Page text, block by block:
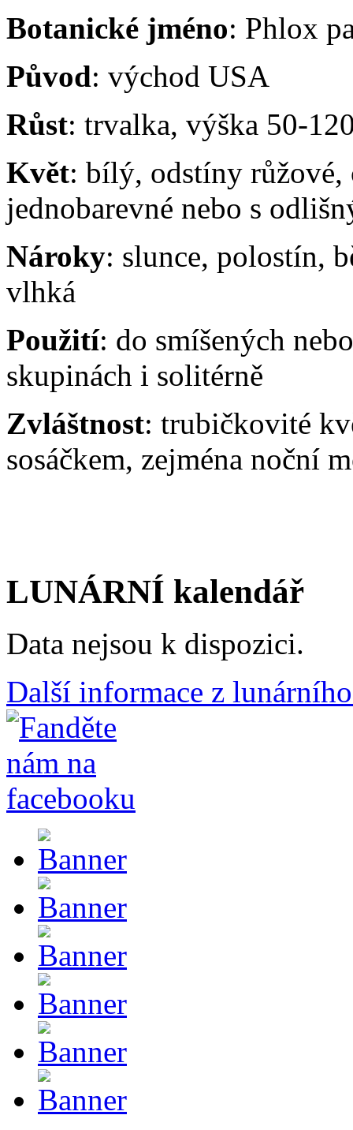
Botanické jméno: Phlox
Původ: východ USA
Růst: trvalka, výška 50-
Květ: bílý, odstíny růžové,
jednobarevné nebo s
Nároky: slunce, polostín,
vlhká
Použití: do smíšených
skupinách i solitérně
Zvláštnost: trubičkovité
sosáčkem, zejména noční
LUNÁRNÍ kalendář
Data nejsou k dispozici.
Další informace z